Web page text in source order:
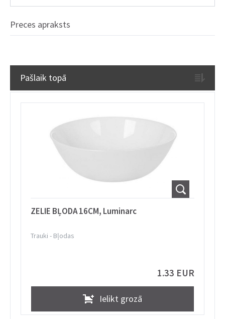
Preces apraksts
Pašlaik topā
ZELIE BĻODA 16CM, Luminarc
Trauki - Bļodas
1.33 EUR
Ielikt grozā